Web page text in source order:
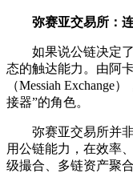
弥赛亚交易所：
如果说公链决定
态的触达能力。由阿
（Messiah Exchange
接器”的角色。
弥赛亚交易所并
用公链能力，在效率
级撮合、多链资产聚